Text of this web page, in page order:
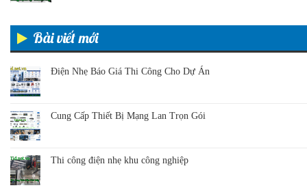
Bài viết mới
Điện Nhẹ Báo Giá Thi Công Cho Dự Án
Cung Cấp Thiết Bị Mạng Lan Trọn Gói
Thi công điện nhẹ khu công nghiệp